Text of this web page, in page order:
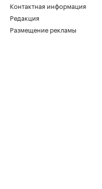
Контактная информация
Редакция
Размещение рекламы